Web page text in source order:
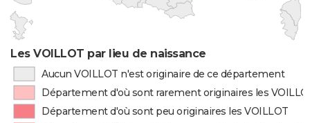
Les VOILLOT par lieu de naissance
Aucun VOILLOT n'est originaire de ce département
Département d'où sont rarement originaires les
Département d'où sont peu originaires les VOILLOT